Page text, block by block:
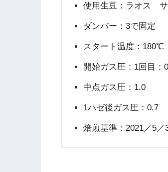
使用生豆：ラオス サ
ダンパー：3で固定
スタート温度：180℃
開始ガス圧：1回目：
中点ガス圧：1.0
1ハゼ後ガス圧：0.7
焙煎基準：2021／5